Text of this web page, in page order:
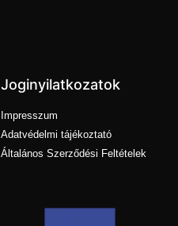
Joginyilatkozatok
Impresszum
Adatvédelmi tájékoztató
Általános Szerződési Feltételek